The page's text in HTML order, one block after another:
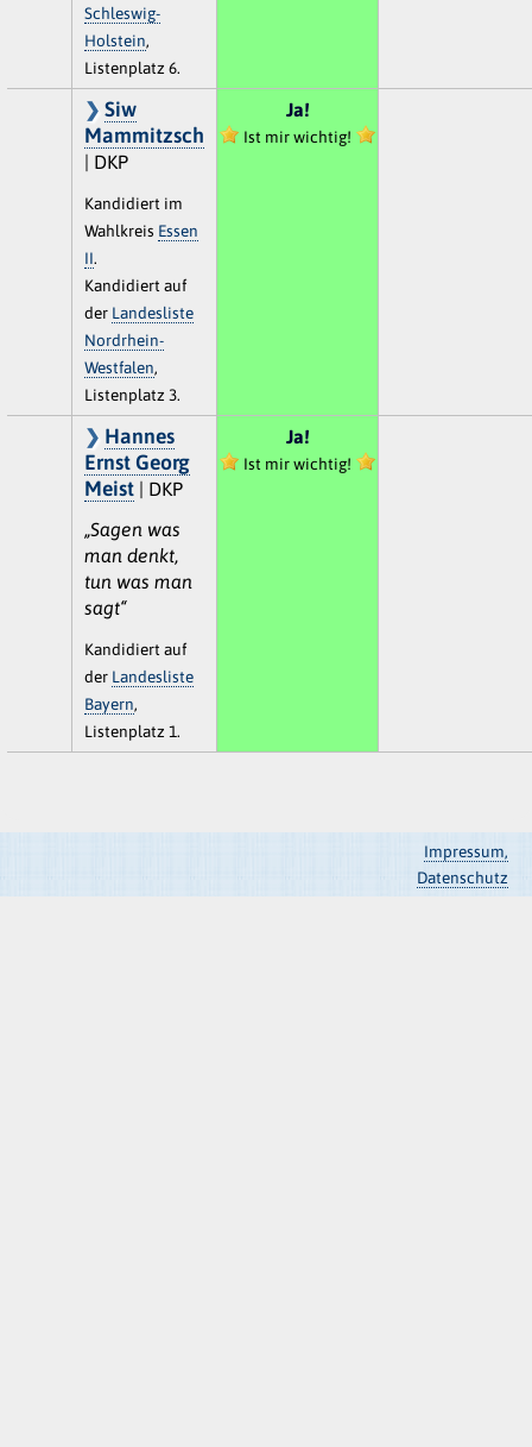
Schleswig-
Holstein,
Listenplatz 6.
Siw
Mammitzsch
| DKP
Kandidiert im
Wahlkreis Essen
II.
Kandidiert auf
der Landesliste
Nordrhein-
Westfalen,
Listenplatz 3.
Ja!
Ist mir wichtig!
Hannes
Ernst Georg
Meist| DKP
„Sagen was
man denkt,
tun was man
sagt“
Kandidiert auf
der Landesliste
Bayern,
Listenplatz 1.
Ja!
Ist mir wichtig!
Impressum,
Datenschutz